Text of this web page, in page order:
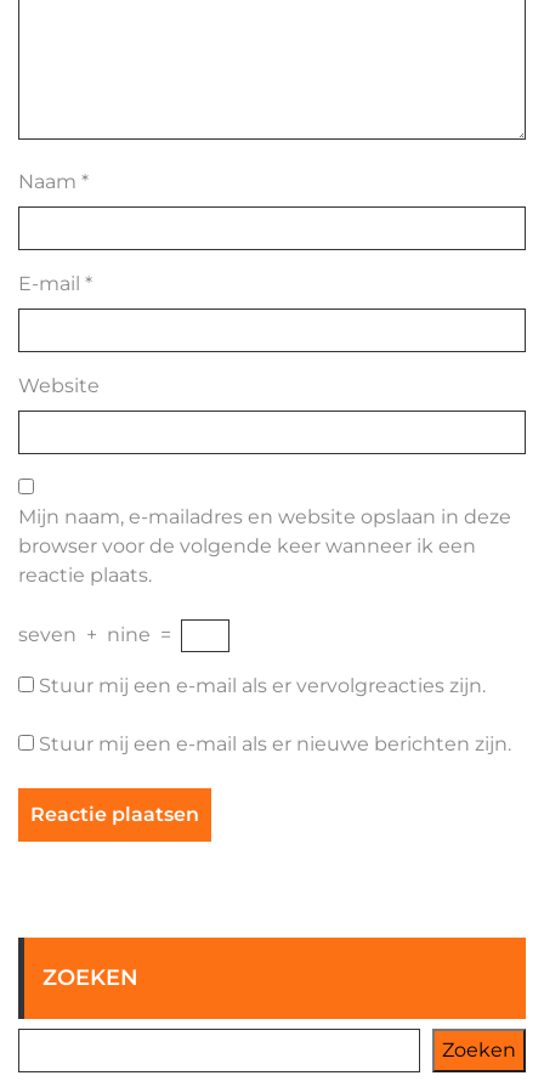
Naam *
E-mail *
Website
Mijn naam, e-mailadres en website opslaan in deze
browser voor de volgende keer wanneer ik een
reactie plaats.
seven + nine =
Stuur mij een e-mail als er vervolgreacties zijn.
Stuur mij een e-mail als er nieuwe berichten zijn.
ZOEKEN
Zoeken